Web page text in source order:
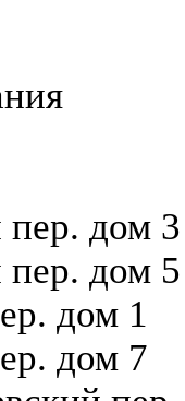
пер. дом 3
пер. дом 5
дом 1
дом 7